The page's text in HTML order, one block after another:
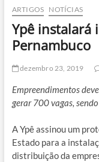
ARTIGOS NOTÍCIAS
Ypê instalará
Pernambuco
dezembro 23, 2019
Empreendimentos
gerar 700 vagas,
A Ypê assinou um
Estado para a
distribuição da